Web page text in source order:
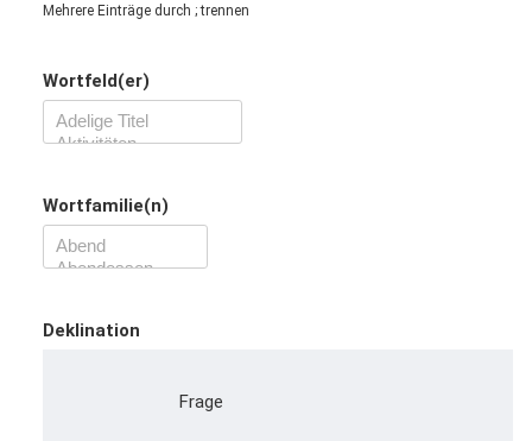
Mehrere Einträge durch ; trennen
Wortfeld(er)
Wortfamilie(n)
Deklination
Frage